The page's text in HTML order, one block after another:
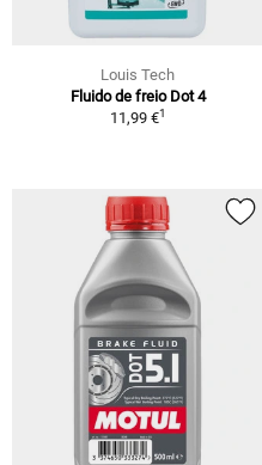
Louis Tech
Fluido de freio Dot 4
11,99 €1